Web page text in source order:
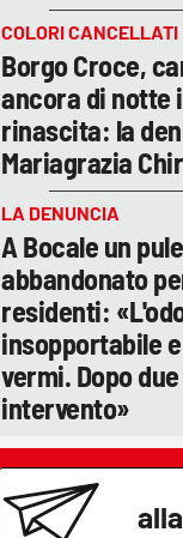
COLORI CANCELLATI
Borgo Croce,
ancora di notte
rinascita: la
Mariagrazia
LA DENUNCIA
A Bocale un
abbandonato
residenti:
insopportabile
vermi. Dopo
intervento»